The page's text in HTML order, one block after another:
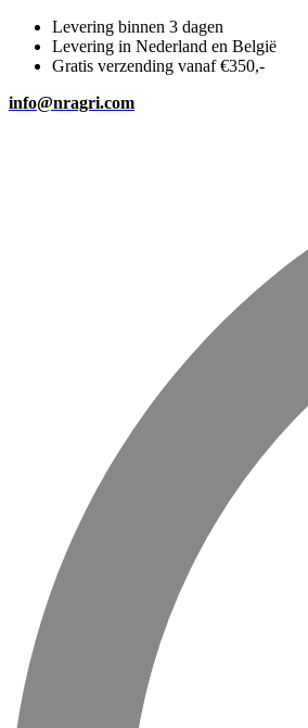
Levering binnen 3 dagen
Levering in Nederland en België
Gratis verzending vanaf €350,-
info@nragri.com